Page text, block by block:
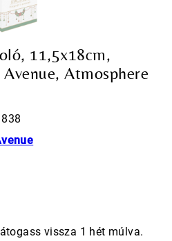
11,5x18cm,
Atmosphere
vissza 1 hét múlva.